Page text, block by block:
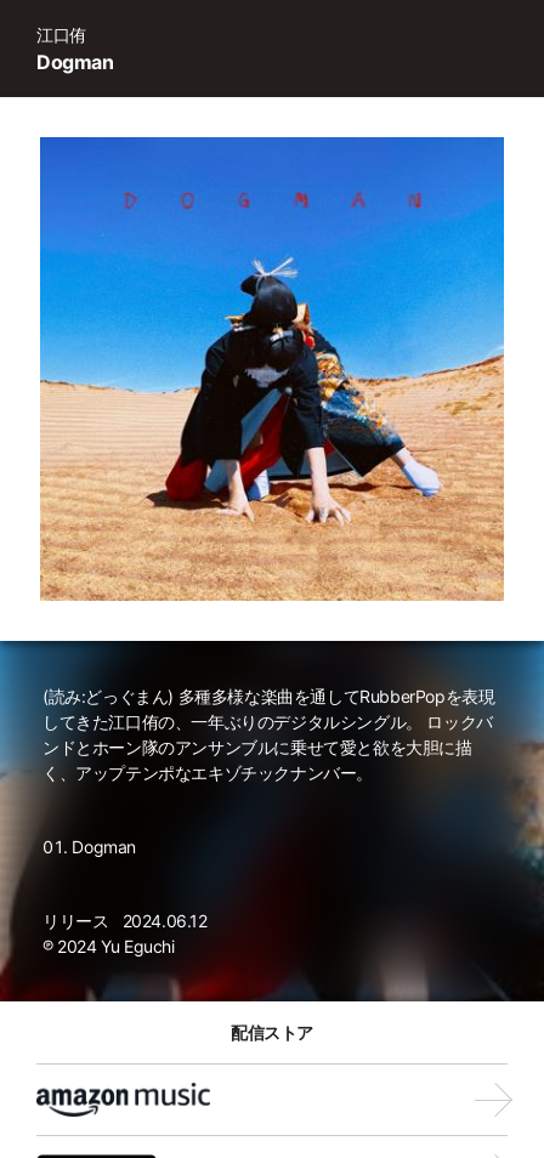
Dogman
江口侑
(読み:どっぐまん) 多種多様な楽曲を通してRubberPopを表現
してきた江口侑の、一年ぶりのデジタルシングル。 ロックバ
ンドとホーン隊のアンサンブルに乗せて愛と欲を大胆に描
く、アップテンポなエキゾチックナンバー。
Dogman
リリース
2024.06.12
℗ 2024 Yu Eguchi
配信ストア